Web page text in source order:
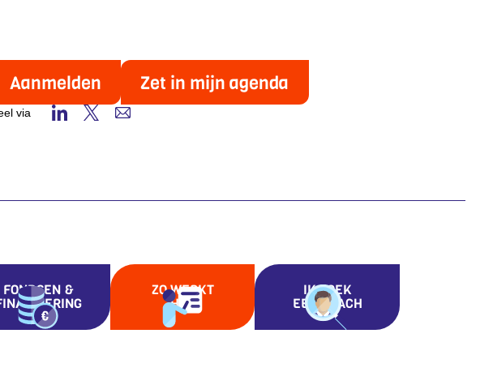
Aanmelden Zet in mijn agenda
via
FONDSEN &
ZO WERKT
HET
IK ZOEK
EEN COACH